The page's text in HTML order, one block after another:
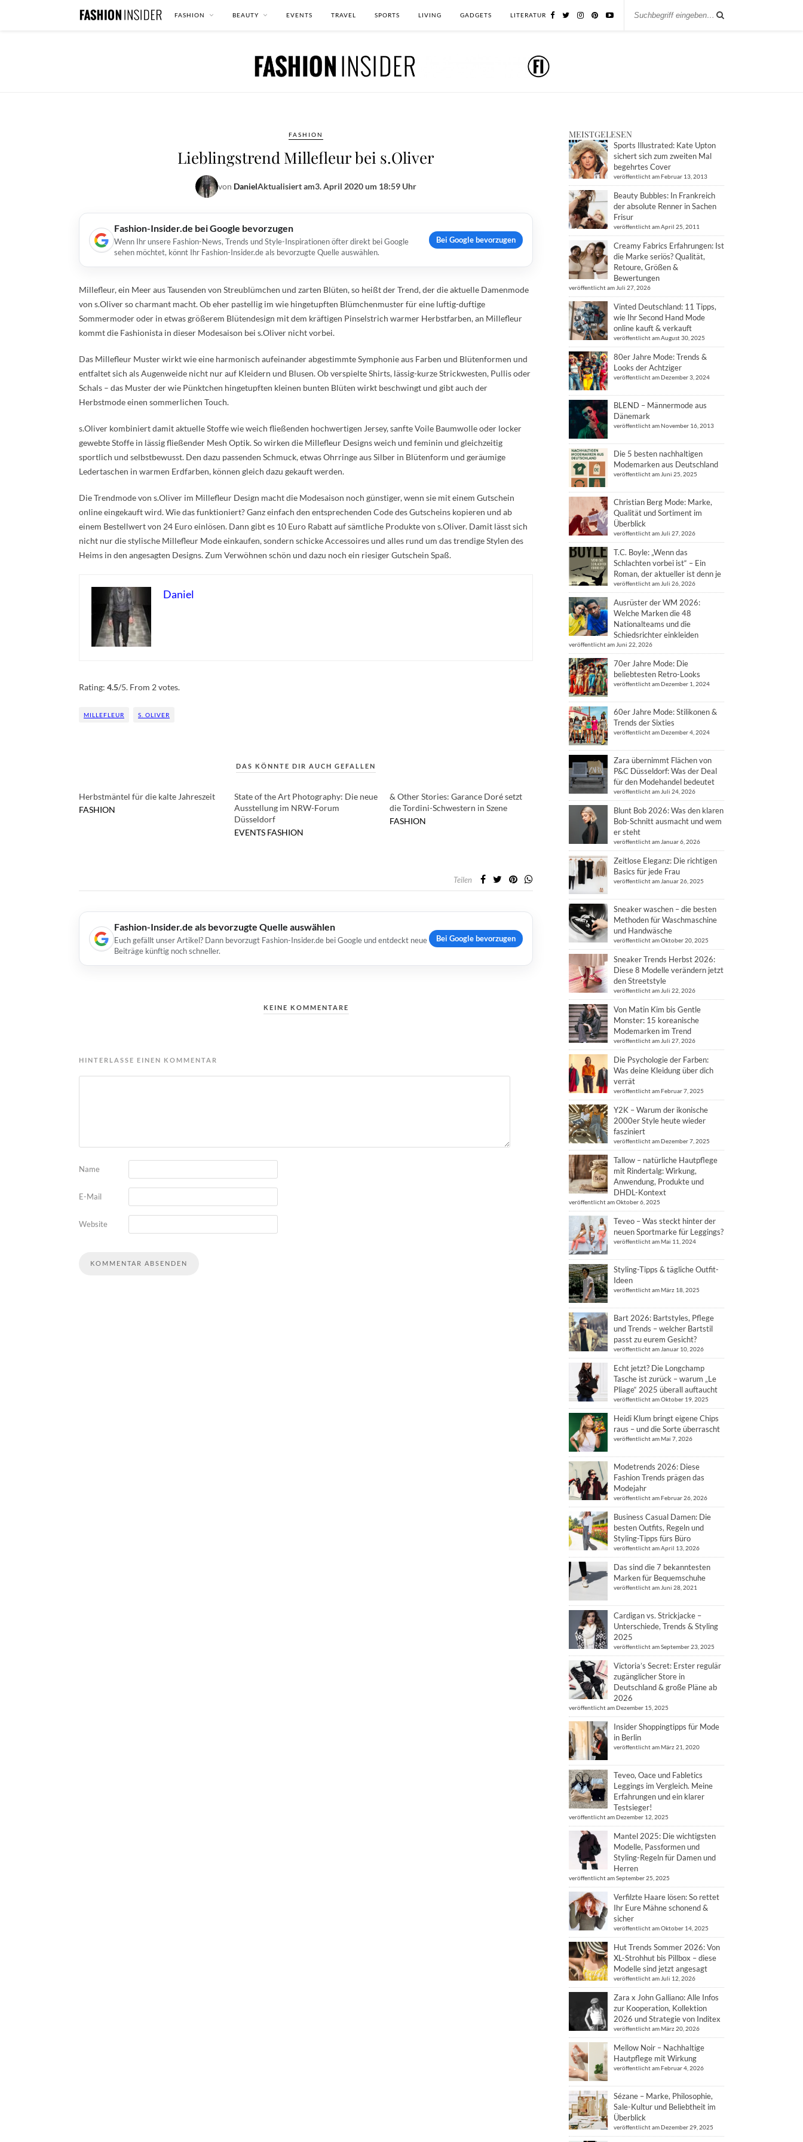
FASHION BEAUTY EVENTS TRAVEL SPORTS LIVING GADGETS LITERATUR
FASHION
Lieblingstrend Millefleur bei s.Oliver
von DanielAktualisiert am3. April 2020 um 18:59 Uhr
Fashion-Insider.de bei Google bevorzugen
Wenn Ihr unsere Fashion-News, Trends und Style-Inspirationen öfter direkt bei Google
sehen möchtet, könnt Ihr Fashion-Insider.de als bevorzugte Quelle auswählen.
Bei Google bevorzugen
Millefleur, ein Meer aus Tausenden von Streublümchen und zarten Blüten, so heißt der Trend, der die aktuelle Damenmode
von s.Oliver so charmant macht. Ob eher pastellig im wie hingetupften Blümchenmuster für eine luftig-duftige
Sommermoder oder in etwas größerem Blütendesign mit dem kräftigen Pinselstrich warmer Herbstfarben, an Millefleur
kommt die Fashionista in dieser Modesaison bei s.Oliver nicht vorbei.
Das Millefleur Muster wirkt wie eine harmonisch aufeinander abgestimmte Symphonie aus Farben und Blütenformen und
entfaltet sich als Augenweide nicht nur auf Kleidern und Blusen. Ob verspielte Shirts, lässig-kurze Strickwesten, Pullis oder
Schals – das Muster der wie Pünktchen hingetupften kleinen bunten Blüten wirkt beschwingt und gibt auch der
Herbstmode einen sommerlichen Touch.
s.Oliver kombiniert damit aktuelle Stoffe wie weich fließenden hochwertigen Jersey, sanfte Voile Baumwolle oder locker
gewebte Stoffe in lässig fließender Mesh Optik. So wirken die Millefleur Designs weich und feminin und gleichzeitig
sportlich und selbstbewusst. Den dazu passenden Schmuck, etwas Ohrringe aus Silber in Blütenform und geräumige
Ledertaschen in warmen Erdfarben, können gleich dazu gekauft werden.
Die Trendmode von s.Oliver im Millefleur Design macht die Modesaison noch günstiger, wenn sie mit einem Gutschein
online eingekauft wird. Wie das funktioniert? Ganz einfach den entsprechenden Code des Gutscheins kopieren und ab
einem Bestellwert von 24 Euro einlösen. Dann gibt es 10 Euro Rabatt auf sämtliche Produkte von s.Oliver. Damit lässt sich
nicht nur die stylische Millefleur Mode einkaufen, sondern schicke Accessoires und alles rund um das trendige Stylen des
Heims in den angesagten Designs. Zum Verwöhnen schön und dazu noch ein riesiger Gutschein Spaß.
Daniel
Rating: 4.5/5. From 2 votes.
MILLEFLEUR S. OLIVER
DAS KÖNNTE DIR AUCH GEFALLEN
Herbstmäntel für die kalte Jahreszeit
FASHION
State of the Art Photography: Die neue
Ausstellung im NRW-Forum
Düsseldorf
EVENTS FASHION
& Other Stories: Garance Doré setzt
die Tordini-Schwestern in Szene
FASHION
Teilen
Fashion-Insider.de als bevorzugte Quelle auswählen
Euch gefällt unser Artikel? Dann bevorzugt Fashion-Insider.de bei Google und entdeckt neue
Beiträge künftig noch schneller.
Bei Google bevorzugen
KEINE KOMMENTARE
HINTERLASSE EINEN KOMMENTAR
Name
E-Mail
Website
MEISTGELESEN
Sports Illustrated: Kate Upton
sichert sich zum zweiten Mal
begehrtes Cover
veröffentlicht am Februar 13, 2013
Beauty Bubbles: In Frankreich
der absolute Renner in Sachen
Frisur
veröffentlicht am April 25, 2011
Creamy Fabrics Erfahrungen: Ist
die Marke seriös? Qualität,
Retoure, Größen &
Bewertungen
veröffentlicht am Juli 27, 2026
Vinted Deutschland: 11 Tipps,
wie Ihr Second Hand Mode
online kauft & verkauft
veröffentlicht am August 30, 2025
80er Jahre Mode: Trends &
Looks der Achtziger
veröffentlicht am Dezember 3, 2024
BLEND – Männermode aus
Dänemark
veröffentlicht am November 16, 2013
Die 5 besten nachhaltigen
Modemarken aus Deutschland
veröffentlicht am Juni 25, 2025
Christian Berg Mode: Marke,
Qualität und Sortiment im
Überblick
veröffentlicht am Juli 27, 2026
T.C. Boyle: „Wenn das
Schlachten vorbei ist“ – Ein
Roman, der aktueller ist denn je
veröffentlicht am Juli 26, 2026
Ausrüster der WM 2026:
Welche Marken die 48
Nationalteams und die
Schiedsrichter einkleiden
veröffentlicht am Juni 22, 2026
70er Jahre Mode: Die
beliebtesten Retro-Looks
veröffentlicht am Dezember 1, 2024
60er Jahre Mode: Stilikonen &
Trends der Sixties
veröffentlicht am Dezember 4, 2024
Zara übernimmt Flächen von
P&C Düsseldorf: Was der Deal
für den Modehandel bedeutet
veröffentlicht am Juli 24, 2026
Blunt Bob 2026: Was den klaren
Bob-Schnitt ausmacht und wem
er steht
veröffentlicht am Januar 6, 2026
Zeitlose Eleganz: Die richtigen
Basics für jede Frau
veröffentlicht am Januar 26, 2025
Sneaker waschen – die besten
Methoden für Waschmaschine
und Handwäsche
veröffentlicht am Oktober 20, 2025
Sneaker Trends Herbst 2026:
Diese 8 Modelle verändern jetzt
den Streetstyle
veröffentlicht am Juli 22, 2026
Von Matin Kim bis Gentle
Monster: 15 koreanische
Modemarken im Trend
veröffentlicht am Juli 27, 2026
Die Psychologie der Farben:
Was deine Kleidung über dich
verrät
veröffentlicht am Februar 7, 2025
Y2K – Warum der ikonische
2000er Style heute wieder
fasziniert
veröffentlicht am Dezember 7, 2025
Tallow – natürliche Hautpflege
mit Rindertalg: Wirkung,
Anwendung, Produkte und
DHDL-Kontext
veröffentlicht am Oktober 6, 2025
Teveo – Was steckt hinter der
neuen Sportmarke für Leggings?
veröffentlicht am Mai 11, 2024
Styling-Tipps & tägliche Outfit-
Ideen
veröffentlicht am März 18, 2025
Bart 2026: Bartstyles, Pflege
und Trends – welcher Bartstil
passt zu eurem Gesicht?
veröffentlicht am Januar 10, 2026
Echt jetzt? Die Longchamp
Tasche ist zurück – warum „Le
Pliage“ 2025 überall auftaucht
veröffentlicht am Oktober 19, 2025
Heidi Klum bringt eigene Chips
raus – und die Sorte überrascht
veröffentlicht am Mai 7, 2026
Modetrends 2026: Diese
Fashion Trends prägen das
Modejahr
veröffentlicht am Februar 26, 2026
Business Casual Damen: Die
besten Outfits, Regeln und
Styling-Tipps fürs Büro
veröffentlicht am April 13, 2026
Das sind die 7 bekanntesten
Marken für Bequemschuhe
veröffentlicht am Juni 28, 2021
Cardigan vs. Strickjacke –
Unterschiede, Trends & Styling
2025
veröffentlicht am September 23, 2025
Victoria’s Secret: Erster regulär
zugänglicher Store in
Deutschland & große Pläne ab
2026
veröffentlicht am Dezember 15, 2025
Insider Shoppingtipps für Mode
in Berlin
veröffentlicht am März 21, 2020
Teveo, Oace und Fabletics
Leggings im Vergleich. Meine
Erfahrungen und ein klarer
Testsieger!
veröffentlicht am Dezember 12, 2025
Mantel 2025: Die wichtigsten
Modelle, Passformen und
Styling-Regeln für Damen und
Herren
veröffentlicht am September 25, 2025
Verfilzte Haare lösen: So rettet
Ihr Eure Mähne schonend &
sicher
veröffentlicht am Oktober 14, 2025
Hut Trends Sommer 2026: Von
XL-Strohhut bis Pillbox – diese
Modelle sind jetzt angesagt
veröffentlicht am Juli 12, 2026
Zara x John Galliano: Alle Infos
zur Kooperation, Kollektion
2026 und Strategie von Inditex
veröffentlicht am März 20, 2026
Mellow Noir – Nachhaltige
Hautpflege mit Wirkung
veröffentlicht am Februar 4, 2026
Sézane – Marke, Philosophie,
Sale-Kultur und Beliebtheit im
Überblick
veröffentlicht am Dezember 29, 2025